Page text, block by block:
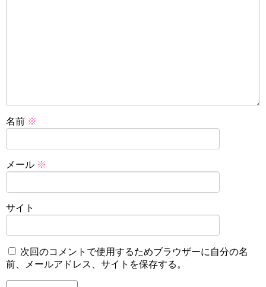
名前 ※
メール ※
サイト
次回のコメントで使用するためブラウザーに自分の名
前、メールアドレス、サイトを保存する。